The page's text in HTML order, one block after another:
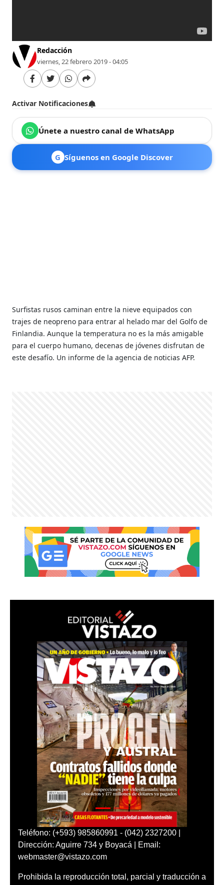
Redacción
viernes, 22 febrero 2019 - 04:05
Activar Notificaciones
Únete a nuestro canal de WhatsApp
G Síguenos en Google Discover
Surfistas rusos caminan entre la nieve equipados con
trajes de neopreno para entrar al helado mar del Golfo de
Finlandia. Aunque la temperatura no es la más amigable
para el cuerpo humano, decenas de jóvenes disfrutan de
este desafío. Un informe de la agencia de noticias AFP.
Teléfono: (+593) 985860991 - (042) 2327200 |
Dirección: Aguirre 734 y Boyacá | Email:
webmaster@vistazo.com
Prohibida la reproducción total, parcial y traducción a